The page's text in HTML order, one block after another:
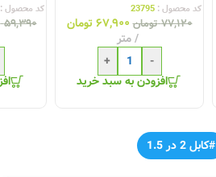
کد محصول : 23795
۷۷,۱۲۰ تومان ۶۷,۹۰۰ تومان
متر
-
+
افزودن به سبد خرید
کد محصول
۵۹,۳۹۰
#کابل 2 در 1.5